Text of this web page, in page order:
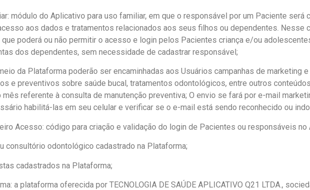
módulo do Aplicativo para uso familiar, em que o responsável por um Paciente será
aos dados e tratamentos relacionados aos seus filhos ou dependentes.
poderá ou não permitir o acesso e login pelos Pacientes criança e/ou
dos dependentes, sem necessidade de cadastrar responsável;
da Plataforma poderão ser encaminhadas aos Usuários campanhas de marketing
e preventivos sobre saúde bucal, tratamentos odontológicos, entre outros
referente à consulta de manutenção preventiva; O envio se fará por e-mail
habilitá-las em seu celular e verificar se o e-mail está sendo reconhecido ou
Acesso: código para criação e validação do login de Pacientes ou responsáveis
consultório odontológico cadastrado na Plataforma;
cadastrados na Plataforma;
a plataforma oferecida por TECNOLOGIA DE SAÚDE APLICATIVO Q21 LTDA.,